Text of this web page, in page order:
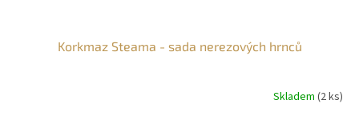
Korkmaz Steama - sada nerezových hrnců
Skladem (2 ks)